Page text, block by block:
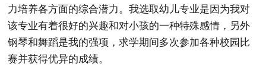
力培养各方面的综合潜力。我选取幼儿专业是因为我对
该专业有着很好的兴趣和对小孩的一种特殊感情，另外
钢琴和舞蹈是我的强项，求学期间多次参加各种校园比
赛并获得优异的成绩。